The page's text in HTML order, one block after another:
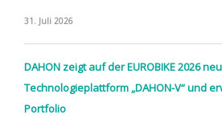
31. Juli 2026
DAHON zeigt auf der EUROBIKE 2026
Technologieplattform „DAHON-V“ und
Portfolio